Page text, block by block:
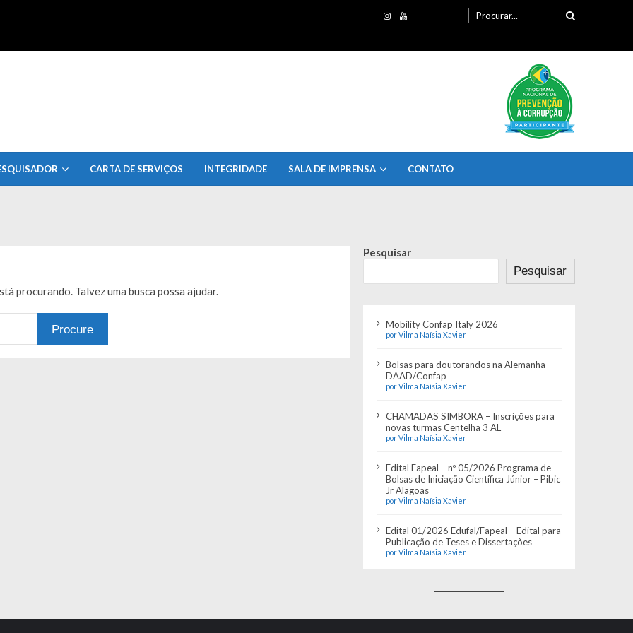
por:
CARTA DE SERVIÇOS INTEGRIDADE SALA DE IMPRENSA CONTATO
procurando. Talvez uma busca possa ajudar.
Pesquisar
Pesquisar
Mobility Confap Italy 2026
por Vilma Naísia Xavier
Bolsas para doutorandos na Alemanha
DAAD/Confap
por Vilma Naísia Xavier
CHAMADAS SIMBORA – Inscrições para
novas turmas Centelha 3 AL
por Vilma Naísia Xavier
Edital Fapeal – nº 05/2026 Programa de
Bolsas de Iniciação Científica Júnior – Pibic
Jr Alagoas
por Vilma Naísia Xavier
Edital 01/2026 Edufal/Fapeal – Edital para
Publicação de Teses e Dissertações
por Vilma Naísia Xavier